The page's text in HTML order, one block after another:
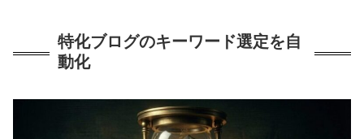
特化ブログのキーワード選定を自
動化